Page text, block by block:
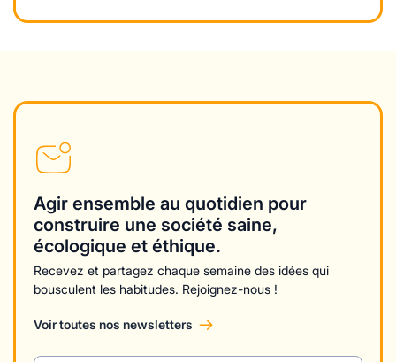
Agir ensemble au quotidien pour
construire une société saine,
écologique et éthique.
Recevez et partagez chaque semaine des idées qui
bousculent les habitudes. Rejoignez-nous !
Voir toutes nos newsletters